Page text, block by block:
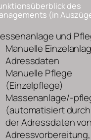
des
(in
und
Manuelle
Adressdaten
Manuelle Pflege
(Einzelpflege)
Massenanlage/-
(automatisiert
der Adressdaten